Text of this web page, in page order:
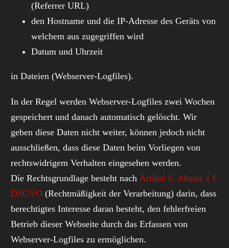
(Referrer URL)
den Hostname und die IP-Adresse des Geräts von
welchem aus zugegriffen wird
Datum und Uhrzeit
in Dateien (Webserver-Logfiles).
In der Regel werden Webserver-Logfiles zwei Wochen
gespeichert und danach automatisch gelöscht. Wir
geben diese Daten nicht weiter, können jedoch nicht
ausschließen, dass diese Daten beim Vorliegen von
rechtswidrigem Verhalten eingesehen werden.
Die Rechtsgrundlage besteht nach Artikel 6 Absatz 1 f
DSGVO (Rechtmäßigkeit der Verarbeitung) darin, dass
berechtigtes Interesse daran besteht, den fehlerfreien
Betrieb dieser Webseite durch das Erfassen von
Webserver-Logfiles zu ermöglichen.